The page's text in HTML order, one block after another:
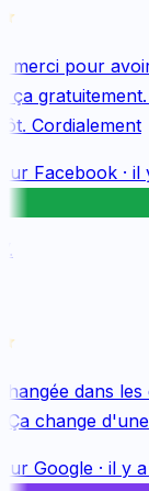
pour avoir
gratuitement.
Cordialement
Facebook· il
dans les
change
Google· il y a